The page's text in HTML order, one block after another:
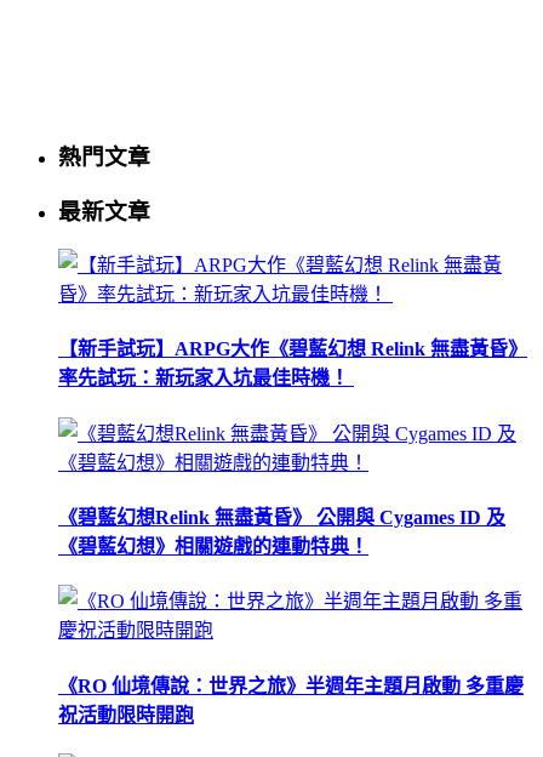
熱門文章
最新文章
【新手試玩】ARPG大作《碧藍幻想 Relink 無盡黃昏》
率先試玩：新玩家入坑最佳時機！
《碧藍幻想Relink 無盡黃昏》 公開與 Cygames ID 及
《碧藍幻想》相關遊戲的連動特典！
《RO 仙境傳說：世界之旅》半週年主題月啟動 多重慶
祝活動限時開跑